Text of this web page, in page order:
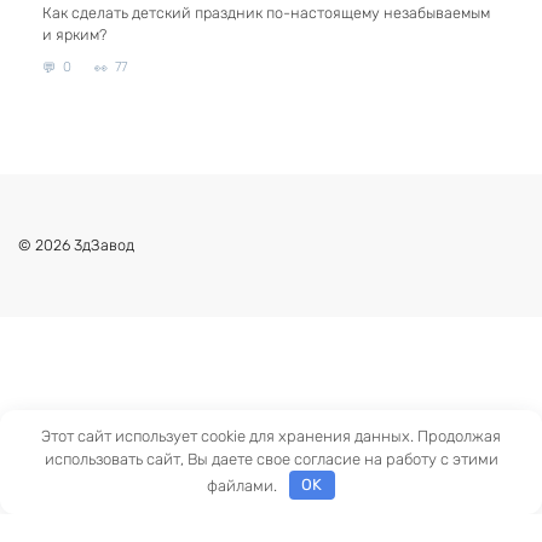
Как сделать детский праздник по-настоящему незабываемым
и ярким?
0 77
© 2026 3дЗавод
Этот сайт использует cookie для хранения данных. Продолжая
использовать сайт, Вы даете свое согласие на работу с этими
файлами.
OK